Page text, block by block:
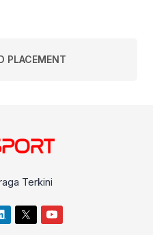
PLACEMENT
Terkini